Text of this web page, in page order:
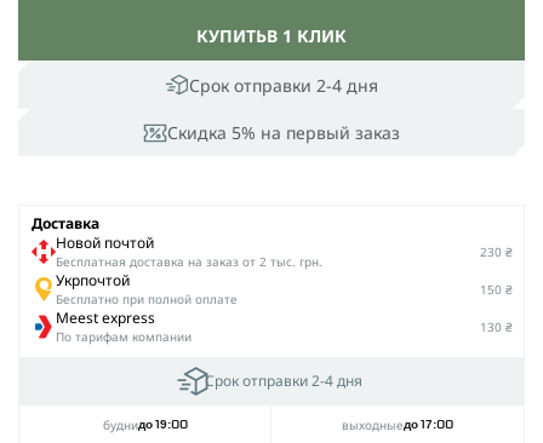
Срок отправки 2-4 дня
Скидка 5% на первый заказ
КУПИТЬВ 1 КЛИК
Доставка
Новой почтой
Беcплатная доставка на заказ от 2 тыс. грн.
230 ₴
Укрпочтой
Бесплатно при полной оплате
150 ₴
Meest express
По тарифам компании
130 ₴
Срок отправки 2-4 дня
буднидо 19:00 выходныедо 17:00